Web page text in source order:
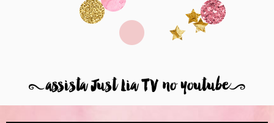
8assista Just Lia TV no youtube9